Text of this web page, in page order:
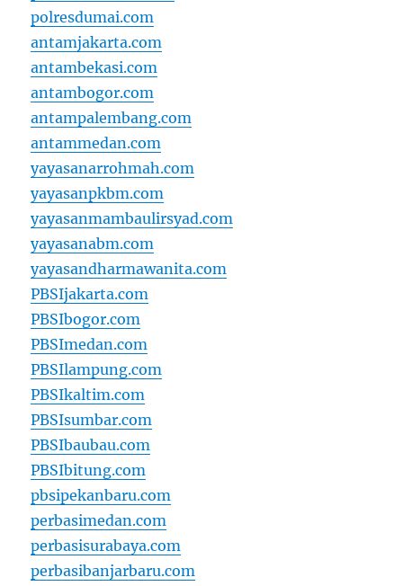
polresdumai.com
antamjakarta.com
antambekasi.com
antambogor.com
antampalembang.com
antammedan.com
yayasanarrohmah.com
yayasanpkbm.com
yayasanmambaulirsyad.com
yayasanabm.com
yayasandharmawanita.com
PBSIjakarta.com
PBSIbogor.com
PBSImedan.com
PBSIlampung.com
PBSIkaltim.com
PBSIsumbar.com
PBSIbaubau.com
PBSIbitung.com
pbsipekanbaru.com
perbasimedan.com
perbasisurabaya.com
perbasibanjarbaru.com